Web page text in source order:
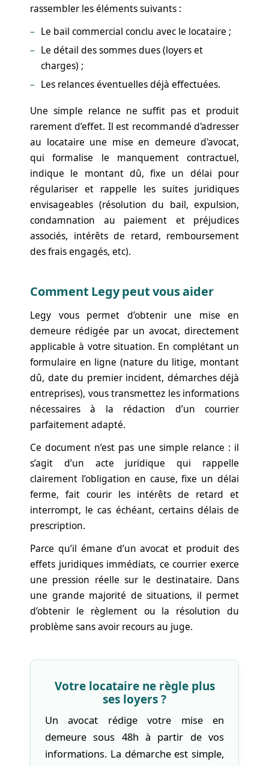
rassembler les éléments suivants :
Le bail commercial conclu avec le locataire ;
Le détail des sommes dues (loyers et
charges) ;
Les relances éventuelles déjà effectuées.
Une simple relance ne suffit pas et produit
rarement d’effet. Il est recommandé d'adresser
au locataire une mise en demeure d'avocat,
qui formalise le manquement contractuel,
indique le montant dû, fixe un délai pour
régulariser et rappelle les suites juridiques
envisageables (résolution du bail, expulsion,
condamnation au paiement et préjudices
associés, intérêts de retard, remboursement
des frais engagés, etc).
Comment Legy peut vous aider
Legy vous permet d’obtenir une mise en
demeure rédigée par un avocat, directement
applicable à votre situation. En complétant un
formulaire en ligne (nature du litige, montant
dû, date du premier incident, démarches déjà
entreprises), vous transmettez les informations
nécessaires à la rédaction d’un courrier
parfaitement adapté.
Ce document n’est pas une simple relance : il
s’agit d’un acte juridique qui rappelle
clairement l’obligation en cause, fixe un délai
ferme, fait courir les intérêts de retard et
interrompt, le cas échéant, certains délais de
prescription.
Parce qu’il émane d’un avocat et produit des
effets juridiques immédiats, ce courrier exerce
une pression réelle sur le destinataire. Dans
une grande majorité de situations, il permet
d’obtenir le règlement ou la résolution du
problème sans avoir recours au juge.
Votre locataire ne règle plus
ses loyers ?
Un avocat rédige votre mise en
demeure sous 48h à partir de vos
informations. La démarche est simple,